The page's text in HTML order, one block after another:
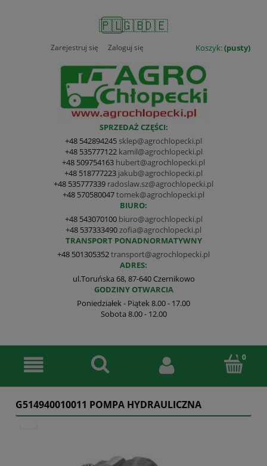
🇵🇱🇬🇧🇩🇪
Koszyk:(pusty)
Zarejestruj się Zaloguj się
SPRZEDAŻ CZĘŚCI:
+48 542894245 sklep@agrochlopecki.pl
+48 535777122 kamil@agrochlopecki.pl
+48 509754163 hubert@agrochlopecki.pl
+48 518777223 jakub@agrochlopecki.pl
+48 535777339 radoslaw.sz@agrochlopecki.pl
+48 570580047tomek@agrochlopecki.pl
BIURO:
+48 543070100 biuro@agrochlopecki.pl
+48 537333490 zofia@agrochlopecki.pl
TRANSPORT PONADNORMATYWNY
+48 501305352transport@agrochlopecki.pl
ADRES:
ul.Toruńska 68, 87-640 Czernikowo
GODZINY OTWARCIA
Poniedziałek - Piątek 8.00 - 17.00
Sobota 8.00 - 12.00
G514940010011 POMPA HYDRAULICZNA